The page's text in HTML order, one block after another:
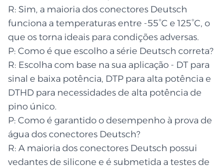
R: Sim, a maioria dos conectores Deutsch
funciona a temperaturas entre -55°C e 125°C, o
que os torna ideais para condições adversas.
P: Como é que escolho a série Deutsch correta?
R: Escolha com base na sua aplicação - DT para
sinal e baixa potência, DTP para alta potência e
DTHD para necessidades de alta potência de
pino único.
P: Como é garantido o desempenho à prova de
água dos conectores Deutsch?
R: A maioria dos conectores Deutsch possui
vedantes de silicone e é submetida a testes de